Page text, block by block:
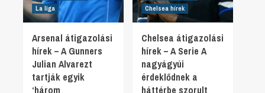
La liga
Arsenal átigazolási
hírek – A Gunners
Julian Alvarezt
tartják egyik
‘három
Chelsea hírek
Chelsea átigazolási
hírek – A Serie A
nagyágyúi
érdeklődnek a
háttérbe szorult